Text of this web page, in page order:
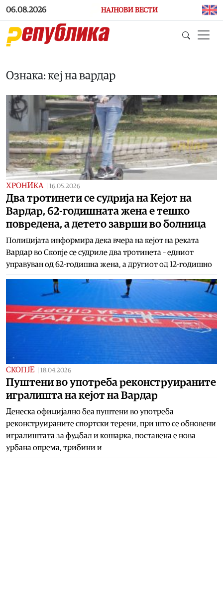
Skip to main content
06.08.2026 НАЈНОВИ ВЕСТИ
Ознака: кеј на вардар
ХРОНИКА 16.05.2026
Два тротинети се судрија на Кејот на
Вардар, 62-годишната жена е тешко
повредена, а детето заврши во болница
Полицијата информира дека вчера на кејот на реката
Вардар во Скопје се судриле два тротинета – едниот
управуван од 62-годишна жена, а другиот од 12-годишно
СКОПЈЕ 18.04.2026
Пуштени во употреба реконструираните
игралишта на кејот на Вардар
Денеска официјално беа пуштени во употреба
реконструираните спортски терени, при што се обновени
игралиштата за фудбал и кошарка, поставена е нова
урбана опрема, трибини и